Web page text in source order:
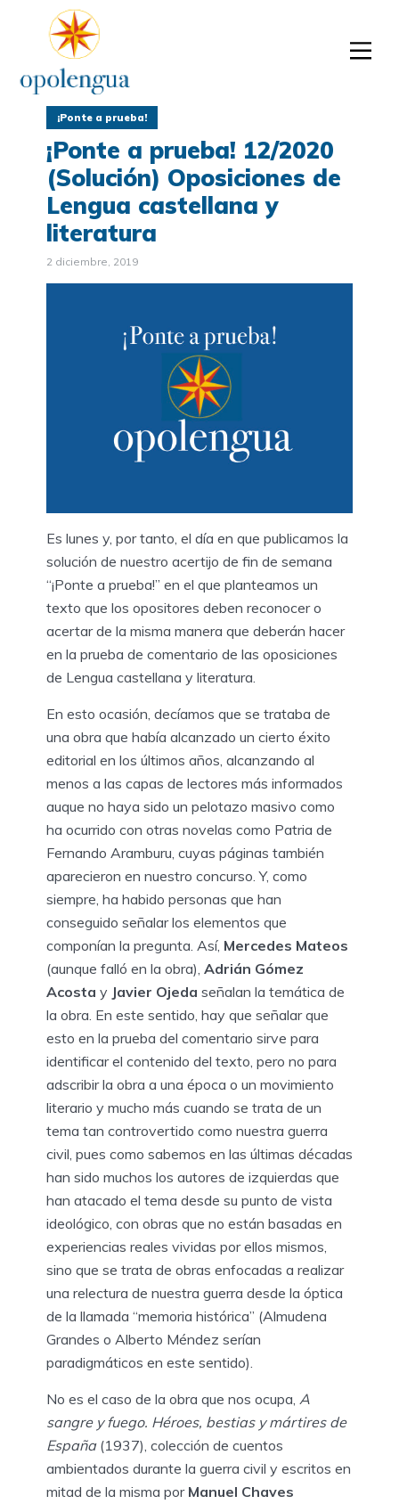
¡Ponte a prueba!
¡Ponte a prueba! 12/2020
(Solución) Oposiciones de
Lengua castellana y
literatura
2 diciembre, 2019
Es lunes y, por tanto, el día en que publicamos la
solución de nuestro acertijo de fin de semana
“¡Ponte a prueba!” en el que planteamos un
texto que los opositores deben reconocer o
acertar de la misma manera que deberán hacer
en la prueba de comentario de las oposiciones
de Lengua castellana y literatura.
En esto ocasión, decíamos que se trataba de
una obra que había alcanzado un cierto éxito
editorial en los últimos años, alcanzando al
menos a las capas de lectores más informados
auque no haya sido un pelotazo masivo como
ha ocurrido con otras novelas como Patria de
Fernando Aramburu, cuyas páginas también
aparecieron en nuestro concurso. Y, como
siempre, ha habido personas que han
conseguido señalar los elementos que
componían la pregunta. Así, Mercedes Mateos
(aunque falló en la obra), Adrián Gómez
Acosta y Javier Ojeda señalan la temática de
la obra. En este sentido, hay que señalar que
esto en la prueba del comentario sirve para
identificar el contenido del texto, pero no para
adscribir la obra a una época o un movimiento
literario y mucho más cuando se trata de un
tema tan controvertido como nuestra guerra
civil, pues como sabemos en las últimas décadas
han sido muchos los autores de izquierdas que
han atacado el tema desde su punto de vista
ideológico, con obras que no están basadas en
experiencias reales vividas por ellos mismos,
sino que se trata de obras enfocadas a realizar
una relectura de nuestra guerra desde la óptica
de la llamada “memoria histórica” (Almudena
Grandes o Alberto Méndez serían
paradigmáticos en este sentido).
No es el caso de la obra que nos ocupa, A
sangre y fuego. Héroes, bestias y mártires de
España(1937), colección de cuentos
ambientados durante la guerra civil y escritos en
mitad de la misma por Manuel Chaves